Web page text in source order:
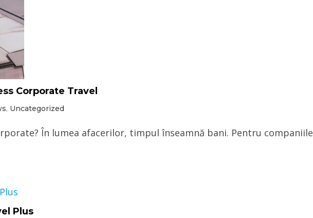
Corporate Travel
, Uncategorized
În lumea afacerilor, timpul înseamnă bani. Pentru
Plus